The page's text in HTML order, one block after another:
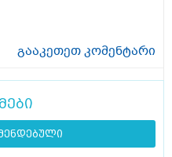
გააკეთეთ კომენტარი